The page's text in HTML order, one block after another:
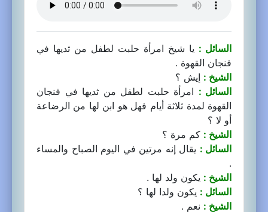
السائل : يا شيخ امرأة حلبت لطفل من ثديها في
فنجان القهوة .
الشيخ : إيش ؟
السائل : امرأة حلبت لطفل من ثديها في فنجان
القهوة لمدة ثلاثة أيام فهل هو ابن لها من الرضاعة
أو لا ؟
الشيخ : كم مرة ؟
السائل : يقال إنه مرتين في اليوم الصباح والمساء
.
الشيخ : يكون ولد لها .
السائل : يكون ولدا لها ؟
الشيخ : نعم .